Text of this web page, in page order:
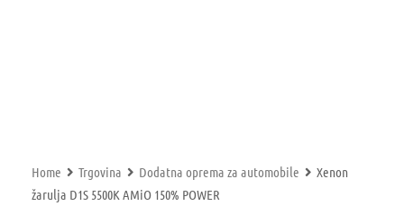
Home Trgovina Dodatna oprema za automobile
Xenon
žarulja D1S 5500K AMiO 150% POWER